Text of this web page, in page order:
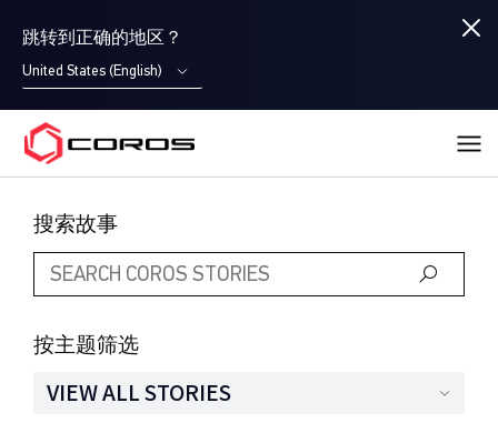
跳转到正确的地区？
United States (English)
COROS
搜索故事
按主题筛选
VIEW ALL STORIES